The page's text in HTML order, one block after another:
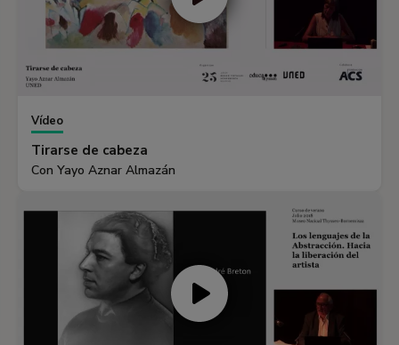
Vídeo
Tirarse de cabeza
Con Yayo Aznar Almazán